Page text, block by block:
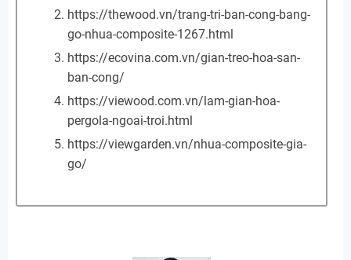
https://thewood.vn/trang-tri-ban-cong-bang-
go-nhua-composite-1267.html
https://ecovina.com.vn/gian-treo-hoa-san-
ban-cong/
https://viewood.com.vn/lam-gian-hoa-
pergola-ngoai-troi.html
https://viewgarden.vn/nhua-composite-gia-
go/